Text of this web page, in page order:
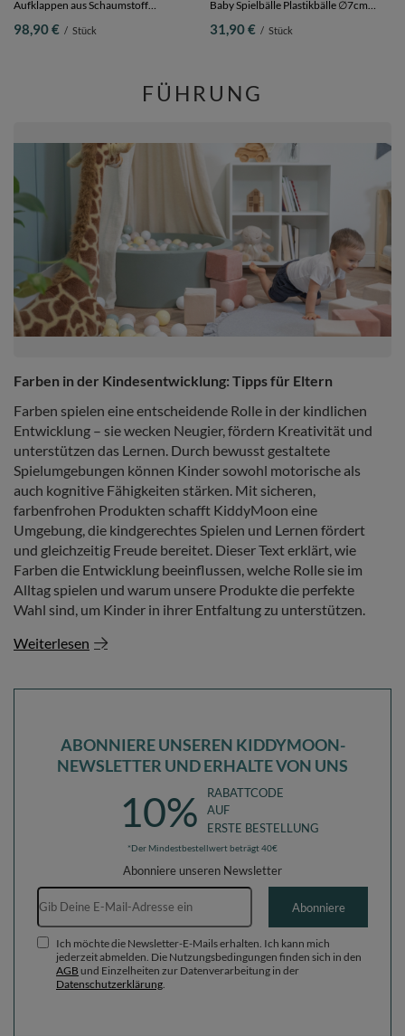
Aufklappen aus Schaumstoff
Kinderzimmer Faltmatratze,
98,90 € / Stück
Baby Spielbälle Plastikbälle ∅7cm
weiß/perle/pastellbeige/grüngrau, 200
31,90 € / Stück
FÜHRUNG
Farben in der Kindesentwicklung: Tipps für Eltern
Farben spielen eine entscheidende Rolle in der kindlichen
Entwicklung – sie wecken Neugier, fördern Kreativität und
unterstützen das Lernen. Durch bewusst gestaltete
Spielumgebungen können Kinder sowohl motorische als
auch kognitive Fähigkeiten stärken. Mit sicheren,
farbenfrohen Produkten schafft KiddyMoon eine
Umgebung, die kindgerechtes Spielen und Lernen fördert
und gleichzeitig Freude bereitet. Dieser Text erklärt, wie
Farben die Entwicklung beeinflussen, welche Rolle sie im
Alltag spielen und warum unsere Produkte die perfekte
Wahl sind, um Kinder in ihrer Entfaltung zu unterstützen.
Weiterlesen
ABONNIERE UNSEREN KIDDYMOON-
NEWSLETTER UND ERHALTE VON UNS
10%
RABATTCODE
AUF
ERSTE BESTELLUNG
*Der Mindestbestellwert beträgt 40€
Abonniere unseren Newsletter
E-Mail-Adresse
Abonniere
Ich möchte die Newsletter-E-Mails erhalten. Ich kann mich
jederzeit abmelden. Die Nutzungsbedingungen finden sich in den
AGB und Einzelheiten zur Datenverarbeitung in der
Datenschutzerklärung